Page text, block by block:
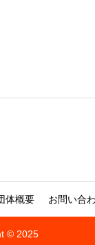
体概要 お問い合
© 2025